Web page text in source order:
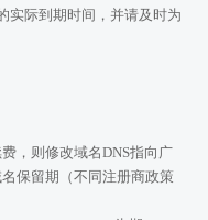
实际到期时间，并请及时为
，则修改域名DNS指向广
保留期（不同注册商政策